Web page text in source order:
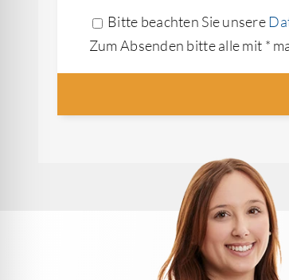
Bitte beachten Sie unsere
Zum Absenden bitte alle mit *